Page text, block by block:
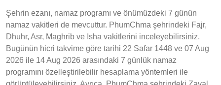
Şehrin ezanı, namaz programı ve önümüzdeki 7 günün
namaz vakitleri de mevcuttur. PhumChma şehrindeki Fajr,
Dhuhr, Asr, Maghrib ve Isha vakitlerini inceleyebilirsiniz.
Bugünün hicri takvime göre tarihi 22 Safar 1448 ve 07 Aug
2026 ile 14 Aug 2026 arasındaki 7 günlük namaz
programını özelleştirilebilir hesaplama yöntemleri ile